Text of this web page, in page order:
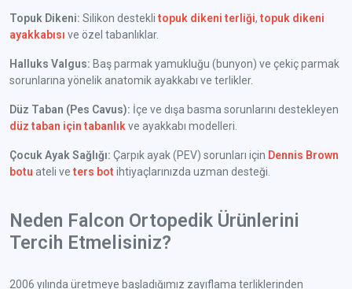
Topuk Dikeni: Silikon desteklitopuk dikeni terliği,topuk dikeni
ayakkabısı ve özel tabanlıklar.
Halluks Valgus: Baş parmak yamukluğu (bunyon) ve çekiç parmak
sorunlarına yönelik anatomik ayakkabı ve terlikler.
Düz Taban (Pes Cavus): İçe ve dışa basma sorunlarını destekleyen
düz taban için tabanlık ve ayakkabı modelleri.
Çocuk Ayak Sağlığı: Çarpık ayak (PEV) sorunları için Dennis Brown
botu ateli veters bot ihtiyaçlarınızda uzman desteği.
Neden Falcon Ortopedik Ürünlerini
Tercih Etmelisiniz?
2006 yılında üretmeye başladığımız zayıflama terliklerinden